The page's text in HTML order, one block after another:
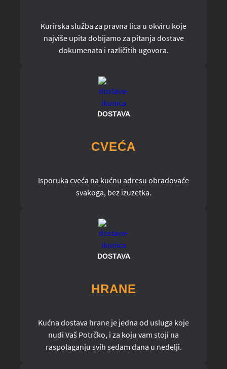
Kurirska služba za pravna lica u okviru koje
najviše upita dobijamo za pitanja dostave
dokumenata i različitih ugovora.
DOSTAVA
CVEĆA
Isporuka cveća na kućnu adresu obradovaće
svakoga, bez izuzetka.
DOSTAVA
HRANE
Kućna dostava hrane je jedna od usluga koje
nudi Vaš Potrčko, i za koju vam stoji na
raspolaganju svih sedam dana u nedelji.